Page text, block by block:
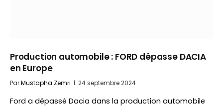
Production automobile : FORD dépasse DACIA
en Europe
ParMustapha Zemri 24 septembre 2024
Ford a dépassé Dacia dans la production automobile